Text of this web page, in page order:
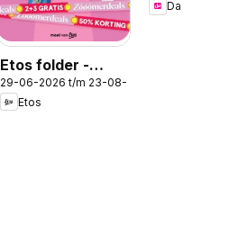
Etos folder -
Zomer
29-06-2026 t/m 23-08-2026
Etos
Da